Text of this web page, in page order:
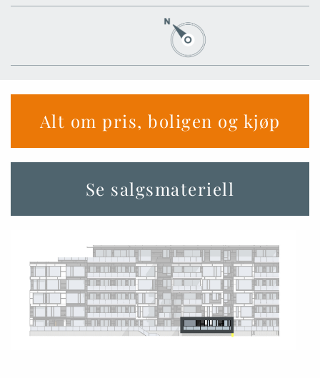
Alt om pris, boligen og kjøp
Se salgsmateriell